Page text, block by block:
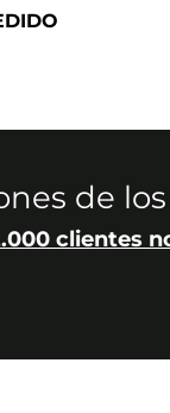
de
clientes